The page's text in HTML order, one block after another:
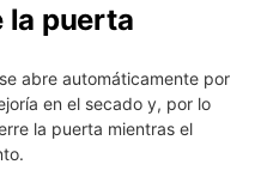
la puerta
abre automáticamente por
en el secado y, por lo
la puerta mientras el